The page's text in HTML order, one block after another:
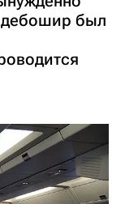
дебошир был